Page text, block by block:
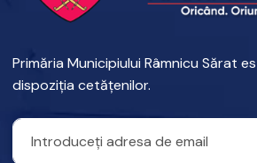
Primăria Municipiului Râmnicu Sărat
dispoziția cetățenilor.